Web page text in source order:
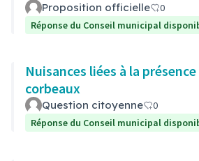
Proposition officielle
0
Réponse du Conseil municipal
Nuisances liées à la
corbeaux
Question citoyenne
0
Réponse du Conseil municipal